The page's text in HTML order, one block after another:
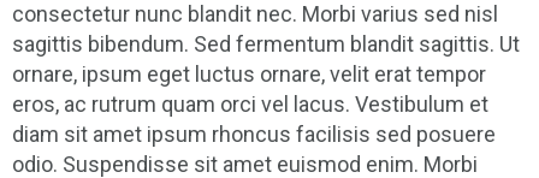
consectetur nunc blandit nec. Morbi varius sed nisl
sagittis bibendum. Sed fermentum blandit sagittis. Ut
ornare, ipsum eget luctus ornare, velit erat tempor
eros, ac rutrum quam orci vel lacus. Vestibulum et
diam sit amet ipsum rhoncus facilisis sed posuere
odio. Suspendisse sit amet euismod enim. Morbi